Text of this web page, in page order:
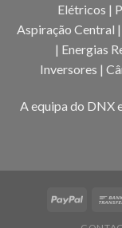
Elétricos |
Aspiração Central
| Energias
Inversores |
A equipa do DNX